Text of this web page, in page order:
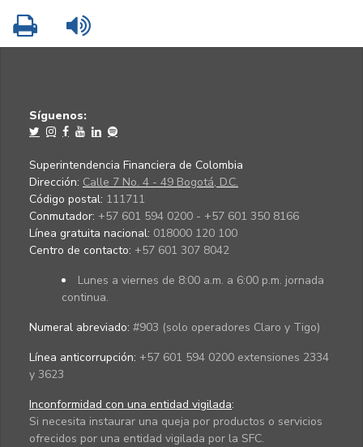
Imprimir
Síguenos:
Superintendencia Financiera de Colombia
Dirección: Calle 7 No. 4 - 49 Bogotá, D.C.
Código postal: 111711
Conmutador: +57 601 594 0200 - +57 601 350 8166
Línea gratuita nacional: 018000 120 100
Centro de contacto: +57 601 307 8042
Lunes a viernes de 8:00 a.m. a 6:00 p.m. jornada
continua.
Numeral abreviado: #903 (solo operadores Claro y Tigo)
Línea anticorrupción: +57 601 594 0200 extensiones 2334
y 3623
Inconformidad con una entidad vigilada:
Si necesita instaurar una queja por productos o servicios
ofrecidos por una entidad vigilada por la SFC.